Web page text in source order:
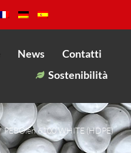
News
Contatti
Sostenibilità
PEBOlen 6100 WHITE (HDPE)